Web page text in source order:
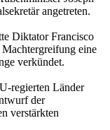
angetreten.
Diktator Francisco
Machtergreifung eine
verkündet.
regierten Länder
der
verstärkten